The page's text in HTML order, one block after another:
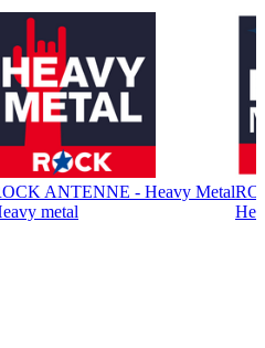
ANTENNE - Heavy Metal
metal